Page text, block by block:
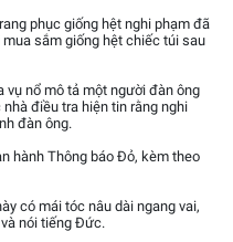
phục giống hệt nghi phạm đã
sắm giống hệt chiếc túi sau
vụ nổ mô tả một người đàn ông
điều tra hiện tin rằng nghi
đàn ông.
hành Thông báo Đỏ, kèm theo
có mái tóc nâu dài ngang vai,
nói tiếng Đức.